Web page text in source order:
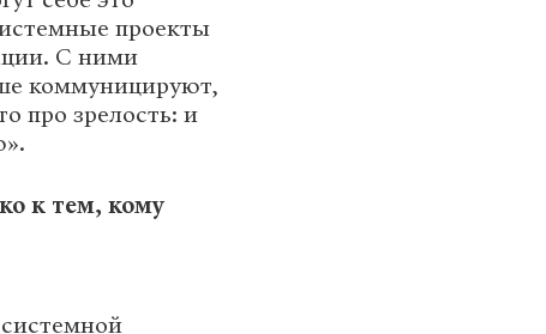
проекты
С ними
коммуницируют,
про зрелость: и
к тем, кому